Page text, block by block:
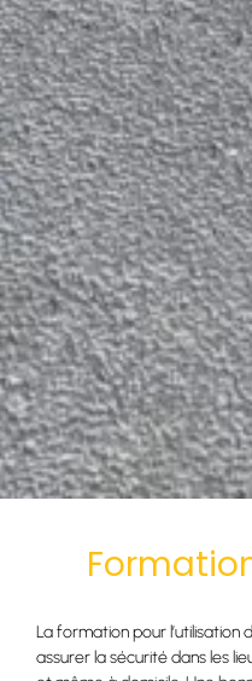
La formation pour l’utilisation
assurer la sécurité dans les